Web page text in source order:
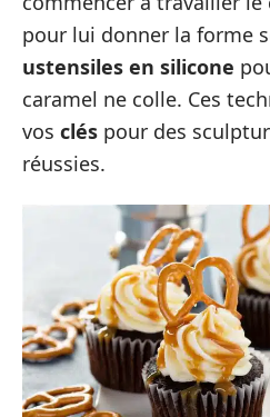
pour lui donner la forme
ustensiles en silicone
caramel ne colle. Ces
vos clés pour des
réussies.